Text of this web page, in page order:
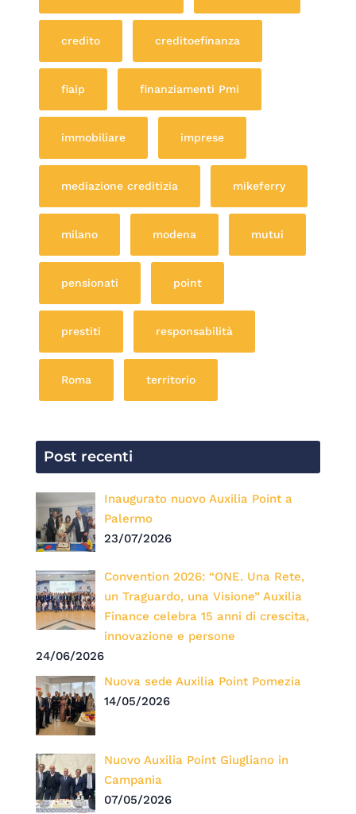
credito creditoefinanza
fiaip finanziamenti Pmi
immobiliare imprese
mediazione creditizia mikeferry
milano modena mutui
pensionati point
prestiti responsabilità
Roma territorio
Post recenti
Inaugurato nuovo Auxilia Point a
Palermo
23/07/2026
Convention 2026: “ONE. Una Rete,
un Traguardo, una Visione” Auxilia
Finance celebra 15 anni di crescita,
innovazione e persone
24/06/2026
Nuova sede Auxilia Point Pomezia
14/05/2026
Nuovo Auxilia Point Giugliano in
Campania
07/05/2026